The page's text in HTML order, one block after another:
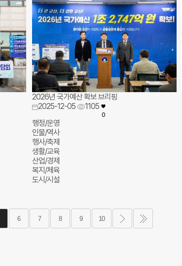
2026년 국가예산 확보 브리핑
2025-12-05
1105
0
행정/운영
인물/역사
행사/축제
생활/교육
산업/경제
복지/체육
도시/시설
6 7 8 9 10